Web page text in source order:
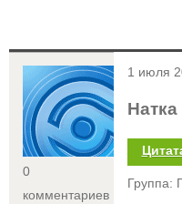
<
0
комментариев
1 июля
Натка
Группа: